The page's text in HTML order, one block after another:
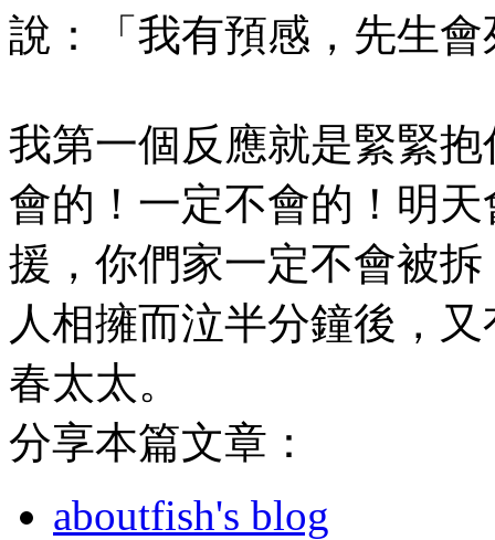
說：「我有預感，先生
我第一個反應就是緊緊
會的！一定不會的！明
援，你們家一定不會被
人相擁而泣半分鐘後，
春太太。
分享本篇文章：
aboutfish's blog